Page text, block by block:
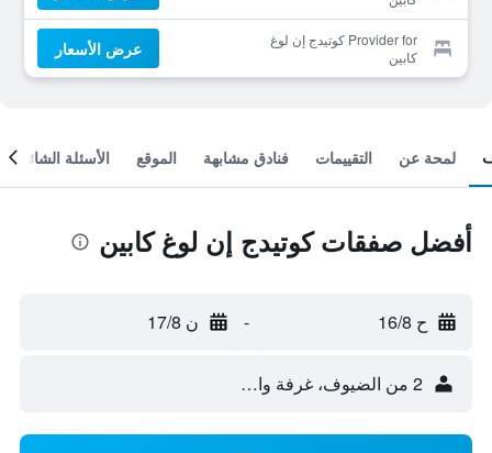
Provider for كوتيدج إن لوغ
كابين
عرض الأسعار
لمحة عن التقييمات فنادق مشابهة الموقع الأسئلة الشائعة
أفضل صفقات كوتيدج إن لوغ كابين
ح 16/8 - ن 17/8
2 من الضيوف، غرفة واحدة